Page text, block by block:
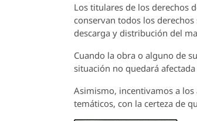
Los titulares de los derechos
conservan todos los
descarga y distribución del
Cuando la obra o alguno de
situación no quedará
Asimismo, incentivamos a
temáticos, con la certeza de